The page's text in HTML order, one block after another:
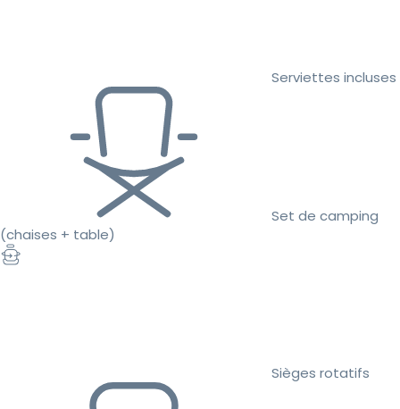
Serviettes incluses
Set de camping
(chaises + table)
Sièges rotatifs